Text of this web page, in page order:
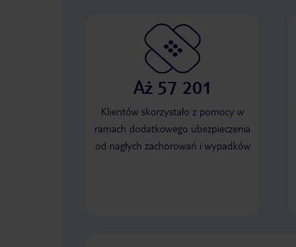
Aż 57 201
Klientów skorzystało z pomocy w
ramach dodatkowego ubezpieczenia
od nagłych zachorowań i wypadków